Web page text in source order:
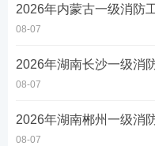
2026年内蒙古一级消防
08-07
2026年湖南长沙一级消
08-07
2026年湖南郴州一级消
08-07